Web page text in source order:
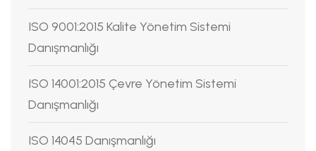
ISO 9001:2015 Kalite Yönetim Sistemi
Danışmanlığı
ISO 14001:2015 Çevre Yönetim Sistemi
Danışmanlığı
ISO 14045 Danışmanlığı